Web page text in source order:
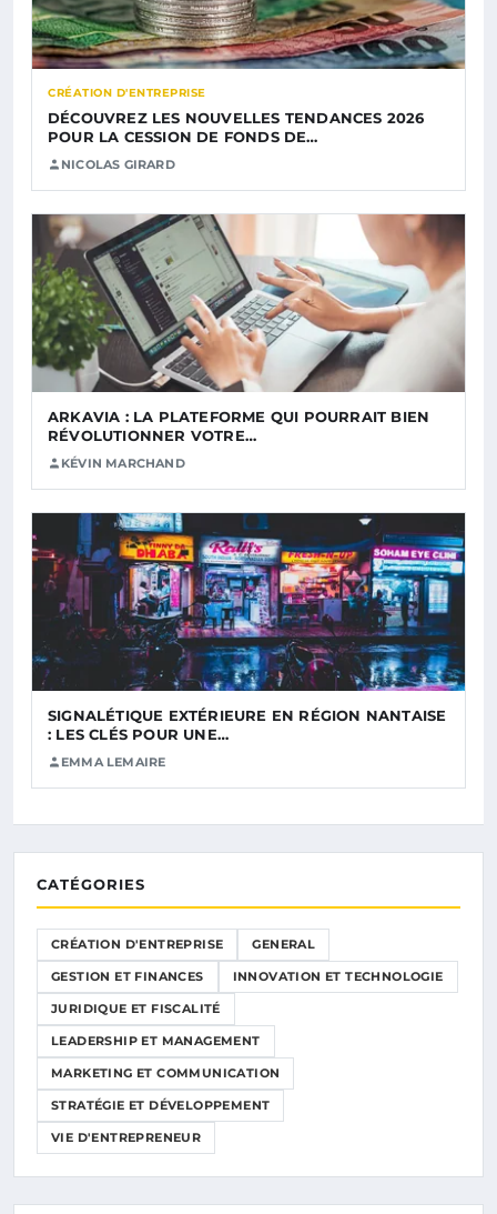
CRÉATION D'ENTREPRISE
DÉCOUVREZ LES NOUVELLES TENDANCES 2026
POUR LA CESSION DE FONDS DE…
NICOLAS GIRARD
ARKAVIA : LA PLATEFORME QUI POURRAIT BIEN
RÉVOLUTIONNER VOTRE…
KÉVIN MARCHAND
SIGNALÉTIQUE EXTÉRIEURE EN RÉGION NANTAISE
: LES CLÉS POUR UNE…
EMMA LEMAIRE
CATÉGORIES
CRÉATION D'ENTREPRISE GENERAL
GESTION ET FINANCES INNOVATION ET TECHNOLOGIE
JURIDIQUE ET FISCALITÉ
LEADERSHIP ET MANAGEMENT
MARKETING ET COMMUNICATION
STRATÉGIE ET DÉVELOPPEMENT
VIE D'ENTREPRENEUR